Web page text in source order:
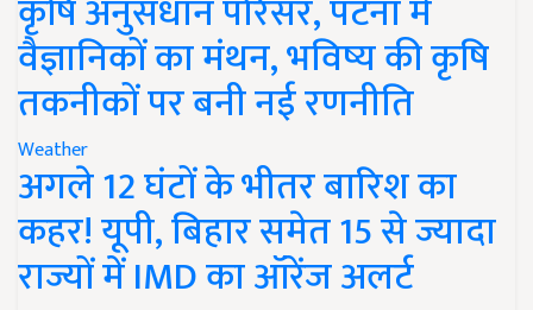
कृषि अनुसंधान परिसर, पटना में
वैज्ञानिकों का मंथन, भविष्य की कृषि
तकनीकों पर बनी नई रणनीति
Weather
अगले 12 घंटों के भीतर बारिश का
कहर! यूपी, बिहार समेत 15 से ज्यादा
राज्यों में IMD का ऑरेंज अलर्ट